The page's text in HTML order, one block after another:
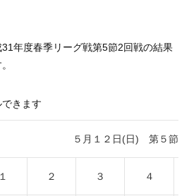
年度春季リーグ戦第5節2回戦の結果
きます
５月１２日(日) 第５節
１ ２ ３ ４